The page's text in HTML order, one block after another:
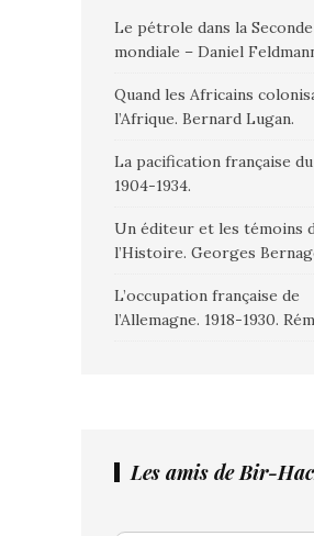
Le pétrole dans la
mondiale – Daniel
Quand les Africains
l’Afrique. Bernard Lugan.
La pacification française
1904-1934.
Un éditeur et les témoins
l’Histoire. Georges
L’occupation française de
l’Allemagne. 1918-1930.
Les amis de Bir-